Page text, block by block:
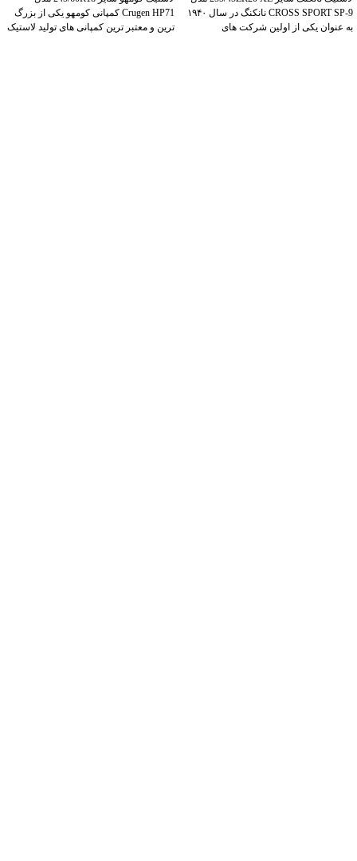
CROSS SPORT SP-9 نانکنگ در سال ۱۹۴۰
به عنوان یکی از اولین شرکت های
Crugen HP71 کمپانی کومهو یکی از بزرگ
ترین و معتبر ترین کمپانی های تولید لاستیک